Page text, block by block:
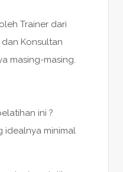
Trainer dari
Konsultan
masing-masing.
ini ?
idealnya minimal